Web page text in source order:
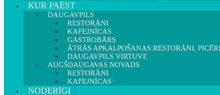
KUR PAĒST
DAUGAVPILS
RESTORĀNI
KAFEJNĪCAS
GASTROBĀRS
ĀTRĀS APKALPOŠANAS RESTORĀNI,
DAUGAVPILS VIRTUVE
AUGŠDAUGAVAS NOVADS
RESTORĀNI
KAFEJNĪCAS
NODERĪGI